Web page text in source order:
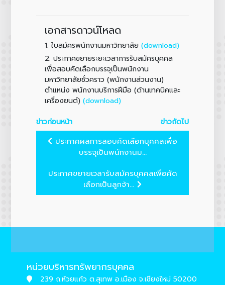
เอกสารดาวน์โหลด
1.ใบสมัครพนักงานมหาวิทยาลัย (download)
2. ประกาศขยายระยะเวลาการรับสมัครบุคคล
เพื่อสอบคัดเลือกบรรจุเป็นพนักงาน
มหาวิทยาลัยชั่วคราว (พนักงานส่วนงาน)
ตำแหน่ง พนักงานบริการฝีมือ (ด้านเทคนิคและ
เครื่องยนต์) (download)
ข่าวก่อนหน้า
ข่าวถัดไป
บรรจุเป็นพนักงานม...
ประกาศขยายเวลารับสมัครบุคคลเพื่อคัด
เลือกเป็นลูกจ้า...
หน่วยบริหารทรัพยากรบุคคล
239 ถ.ห้วยแก้ว ต.สุเทพ อ.เมือง จ.เชียงใหม่ 50200